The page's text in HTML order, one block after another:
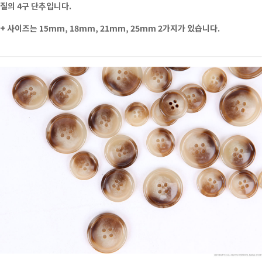
질의 4구 단추입니다.
+ 사이즈는 15mm, 18mm, 21mm, 25mm 2가지가 있습니다.